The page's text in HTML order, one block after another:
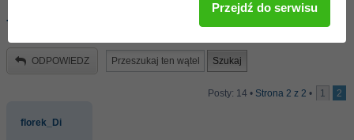
To sa dopiero mutanty !
ODPOWIEDZ
Posty: 14 • Strona 2 z 2 • 1 2
florek_Di
Przejdź do serwisu